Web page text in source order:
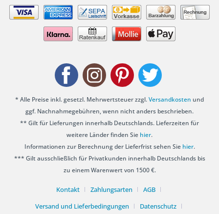
* Alle Preise inkl. gesetzl. Mehrwertsteuer zzgl.Versandkosten und
ggf. Nachnahmegebühren, wenn nicht anders beschrieben.
** Gilt für Lieferungen innerhalb Deutschlands. Lieferzeiten für
weitere Länder finden Sie hier.
Informationen zur Berechnung der Lieferfrist sehen Sie hier.
*** Gilt ausschließlich für Privatkunden innerhalb Deutschlands bis
zu einem Warenwert von 1500 €.
Kontakt Zahlungsarten
AGB
Versand und Lieferbedingungen
Datenschutz